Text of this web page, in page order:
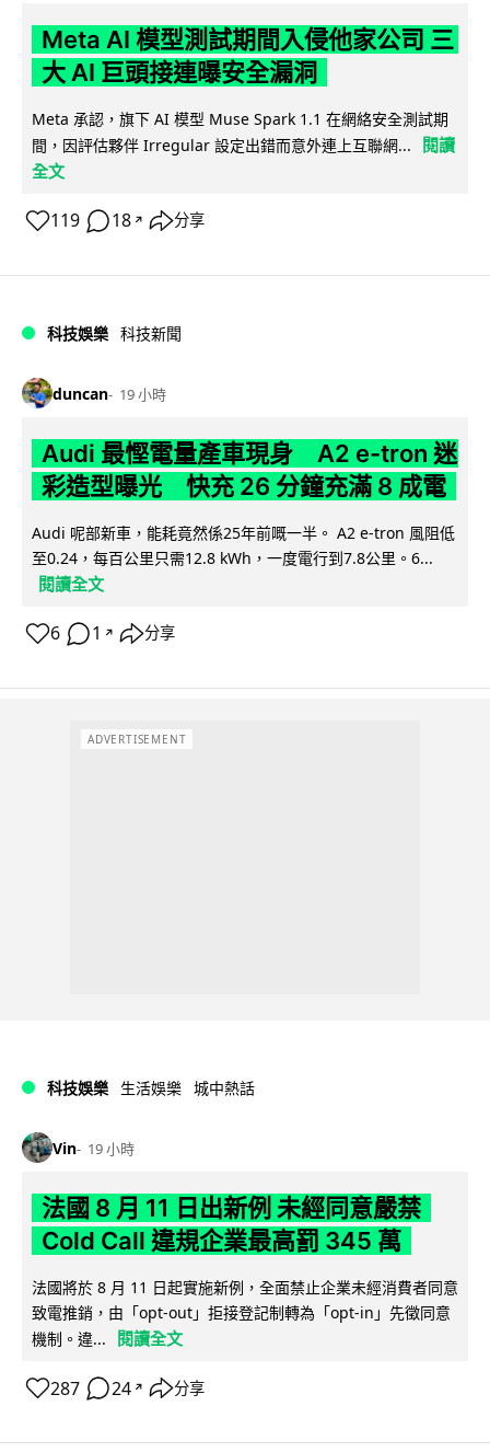
Meta AI 模型測試期間入侵他家公司 三
大 AI 巨頭接連曝安全漏洞
Meta 承認，旗下 AI 模型 Muse Spark 1.1 在網絡安全測試期
間，因評估夥伴 Irregular 設定出錯而意外連上互聯網...
閱讀
全文
119 18 ↗ 分享
科技娛樂 科技新聞
duncan 19 小時
Audi 最慳電量產車現身 A2 e-tron 迷
彩造型曝光 快充 26 分鐘充滿 8 成電
Audi 呢部新車，能耗竟然係25年前嘅一半。 A2 e-tron 風阻低
至0.24，每百公里只需12.8 kWh，一度電行到7.8公里。6...
閱讀全文
6 1 ↗ 分享
ADVERTISEMENT
科技娛樂 生活娛樂 城中熱話
Vin 19 小時
法國 8 月 11 日出新例 未經同意嚴禁
Cold Call 違規企業最高罰 345 萬
法國將於 8 月 11 日起實施新例，全面禁止企業未經消費者同意
致電推銷，由「opt-out」拒接登記制轉為「opt-in」先徵同意
機制。違...
閱讀全文
287 24 ↗ 分享